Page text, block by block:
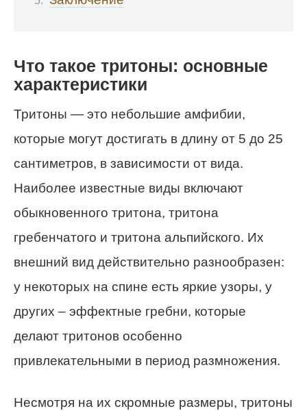
Что такое тритоны: основные
характеристики
Тритоны — это небольшие амфибии,
которые могут достигать в длину от 5 до 25
сантиметров, в зависимости от вида.
Наиболее известные виды включают
обыкновенного тритона, тритона
гребенчатого и тритона альпийского. Их
внешний вид действительно разнообразен:
у некоторых на спине есть яркие узоры, у
других – эффектные гребни, которые
делают тритонов особенно
привлекательными в период размножения.
Несмотря на их скромные размеры, тритоны